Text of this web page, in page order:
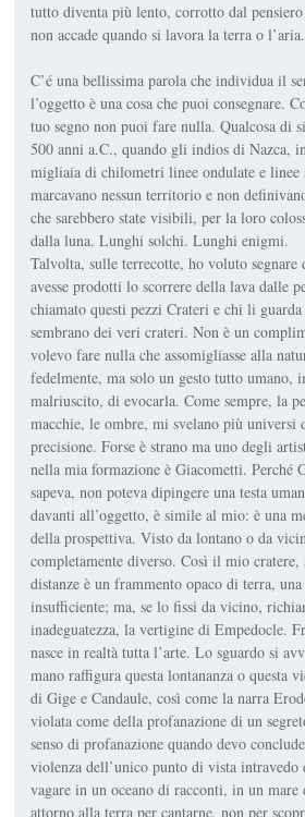
tutto diventa più lento, corrotto dal
non accade quando si lavora la terra o l’aria.
C’é una bellissima parola che individua il
l’oggetto è una cosa che puoi consegnare.
tuo segno non puoi fare nulla. Qualcosa di
500 anni a.C., quando gli indios di Nazca,
migliaia di chilometri linee ondulate e linee
marcavano nessun territorio e non
che sarebbero state visibili, per la loro
dalla luna. Lunghi solchi. Lunghi enigmi.
Talvolta, sulle terrecotte, ho voluto segnare
avesse prodotti lo scorrere della lava dalle
chiamato questi pezzi Crateri e chi li guarda
sembrano dei veri crateri. Non è un
volevo fare nulla che assomigliasse alla
fedelmente, ma solo un gesto tutto umano,
malriuscito, di evocarla. Come sempre, la
macchie, le ombre, mi svelano più universi
precisione. Forse è strano ma uno degli
nella mia formazione è Giacometti. Perché
sapeva, non poteva dipingere una testa
davanti all’oggetto, è simile al mio: è una
della prospettiva. Visto da lontano o da
completamente diverso. Così il mio cratere,
distanze è un frammento opaco di terra,
insufficiente; ma, se lo fissi da vicino,
inadeguatezza, la vertigine di Empedocle.
nasce in realtà tutta l’arte. Lo sguardo si
mano raffigura questa lontananza o questa
di Gige e Candaule, così come la narra
violata come della profanazione di un
senso di profanazione quando devo
violenza dell’unico punto di vista intravedo
vagare in un oceano di racconti, in un
attorno alla terra per cantarne, non per